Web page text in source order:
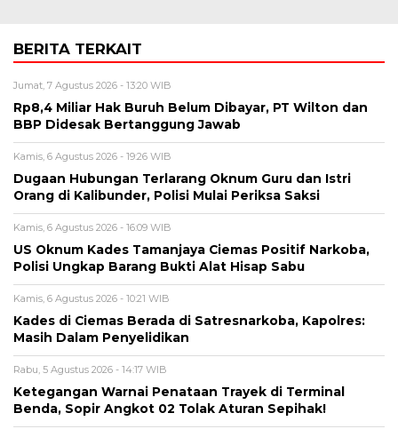
BERITA TERKAIT
Jumat, 7 Agustus 2026 - 13:20 WIB
Rp8,4 Miliar Hak Buruh Belum Dibayar, PT Wilton dan
BBP Didesak Bertanggung Jawab
Kamis, 6 Agustus 2026 - 19:26 WIB
Dugaan Hubungan Terlarang Oknum Guru dan Istri
Orang di Kalibunder, Polisi Mulai Periksa Saksi
Kamis, 6 Agustus 2026 - 16:09 WIB
US Oknum Kades Tamanjaya Ciemas Positif Narkoba,
Polisi Ungkap Barang Bukti Alat Hisap Sabu
Kamis, 6 Agustus 2026 - 10:21 WIB
Kades di Ciemas Berada di Satresnarkoba, Kapolres:
Masih Dalam Penyelidikan
Rabu, 5 Agustus 2026 - 14:17 WIB
Ketegangan Warnai Penataan Trayek di Terminal
Benda, Sopir Angkot 02 Tolak Aturan Sepihak!